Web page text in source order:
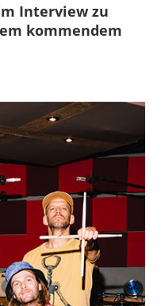
Interview zu
kommendem